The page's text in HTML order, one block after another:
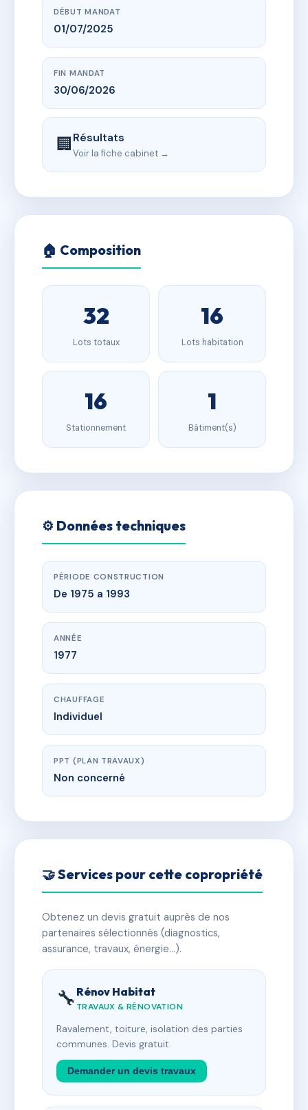
DÉBUT MANDAT
01/07/2025
FIN MANDAT
30/06/2026
🏢Résultats
Voir la fiche cabinet →
🏠 Composition
32
Lots totaux
16
Lots habitation
16
Stationnement
1
Bâtiment(s)
⚙️ Données techniques
PÉRIODE CONSTRUCTION
De 1975 a 1993
ANNÉE
1977
CHAUFFAGE
Individuel
PPT (PLAN TRAVAUX)
Non concerné
🤝 Services pour cette copropriété
Obtenez un devis gratuit auprès de nos
partenaires sélectionnés (diagnostics,
assurance, travaux, énergie…).
🔧 Rénov Habitat
TRAVAUX & RÉNOVATION
Ravalement, toiture, isolation des parties
communes. Devis gratuit.
Demander un devis travaux